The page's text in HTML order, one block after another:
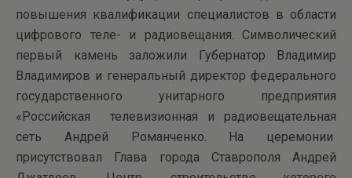
повышения квалификации специалистов в области
цифрового теле- и радиовещания. Символический
первый камень заложили Губернатор Владимир
Владимиров и генеральный директор федерального
государственного унитарного предприятия
«Российская телевизионная и радиовещательная
сеть Андрей Романченко. На церемонии
присутствовал Глава города Ставрополя Андрей